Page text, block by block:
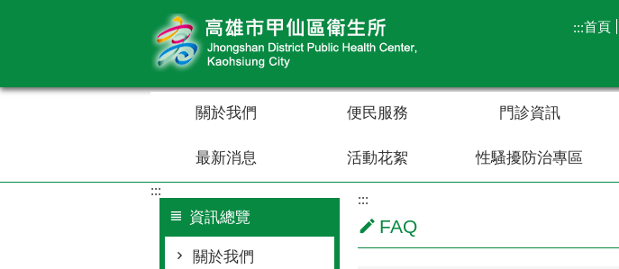
:::首頁
關於我們 便民服務 門診資訊
最新消息 活動花絮 性騷擾防治專區
:::
資訊總覽
關於我們
:::
FAQ